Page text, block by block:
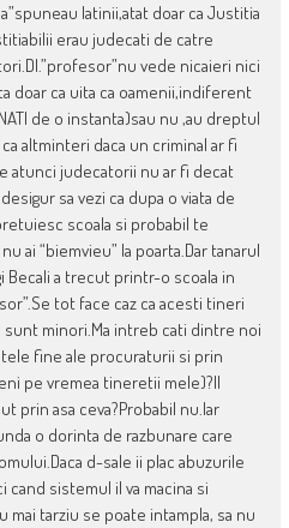
latinii,atat doar ca Justitia
erau judecati de catre
vede nicaieri nici
doar ca uita ca oamenii,indiferent
de o instanta)sau nu ,au dreptul
altminteri daca un criminal ar fi
atunci judecatorii nu ar fi decat
sa vezi ca dupa o viata de
scoala si probabil te
ai “biemvieu” la poarta.Dar tanarul
Becali a trecut printr-o scoala in
tot face caz ca acesti tineri
minori.Ma intreb cati dintre noi
fine ale procuraturii si prin
pe vremea tineretii mele)?Il
prin asa ceva?Probabil nu.Iar
o dorinta de razbunare care
d-sale ii plac abuzurile
sistemul il va macina si
mai tarziu se poate intampla, sa nu